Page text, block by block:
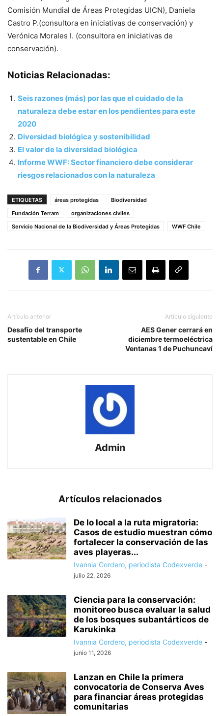
Comisión Mundial de Áreas Protegidas UICN), Daniela
Castro P.(consultora en iniciativas de conservación) y
Verónica Morales I. (consultora en iniciativas de
conservación).
Noticias Relacionadas:
Seis razones (más) por las que el cuidado de la
naturaleza debe estar en los pendientes para este
2020
Diversidad biológica y sostenibilidad
El valor de la diversidad biológica
Informe WWF: Sector financiero debe considerar
riesgos relacionados con la naturaleza
ETIQUETAS áreas protegidas
Biodiversidad
Fundación Terram
organizaciones civiles
Servicio Nacional de la Biodiversidad y Áreas Protegidas
WWF Chile
Artículo anterior
Desafío del transporte
sustentable en Chile
Artículo siguiente
AES Gener cerrará en
diciembre termoeléctrica
Ventanas 1 de Puchuncaví
Admin
Artículos relacionados
De lo local a la ruta migratoria:
Casos de estudio muestran cómo
fortalecer la conservación de las
aves playeras...
Ivannia Cordero, periodista Codexverde -
julio 22, 2026
Ciencia para la conservación:
monitoreo busca evaluar la salud
de los bosques subantárticos de
Karukinka
Ivannia Cordero, periodista Codexverde -
junio 11, 2026
Lanzan en Chile la primera
convocatoria de Conserva Aves
para financiar áreas protegidas
comunitarias